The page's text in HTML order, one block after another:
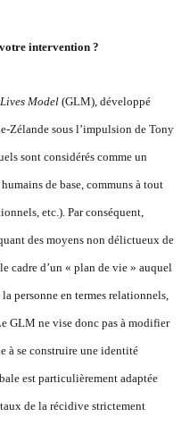
intervention ?
Model (GLM), développé
Zélande sous l’impulsion de Tony
sont considérés comme un
de base, communs à tout
etc.). Par conséquent,
des moyens non délictueux de
cadre d’un « plan de vie » auquel
personne en termes relationnels,
GLM ne vise donc pas à modifier
à se construire une identité
est particulièrement adaptée
de la récidive strictement